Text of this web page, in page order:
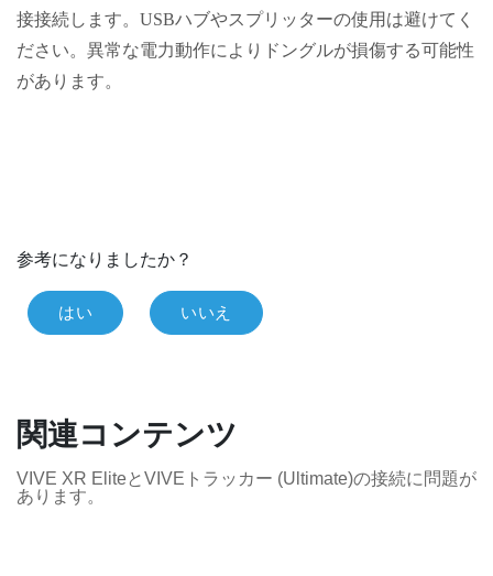
接接続します。USBハブやスプリッターの使用は避けてく
ださい。異常な電力動作によりドングルが損傷する可能性
があります。
参考になりましたか？
はい いいえ
関連コンテンツ
VIVE XR EliteとVIVEトラッカー (Ultimate)の接続に問題が
あります。